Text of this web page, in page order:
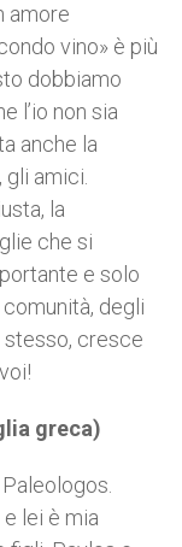
amore
vino» è più
dobbiamo
l’io non sia
anche la
amici.
la
che si
e solo
degli
stesso, cresce
greca)
lei è mia